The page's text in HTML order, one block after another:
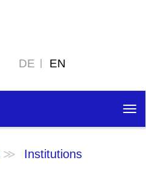
DE EN
Institutions